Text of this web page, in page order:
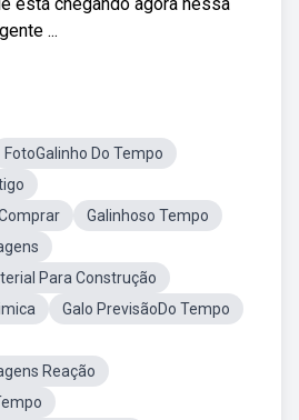
...
FotoGalinho Do Tempo
Galinhoso Tempo
Para Construção
Galo PrevisãoDo Tempo
Reação